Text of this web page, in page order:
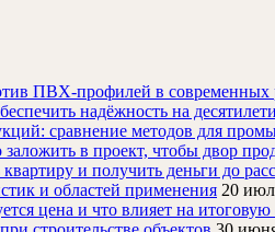
ПВХ-профилей в современных
надёжность на
сравнение методов для
в проект, чтобы двор
и получить деньги до
и областей применения 20
цена и что влияет на итоговую